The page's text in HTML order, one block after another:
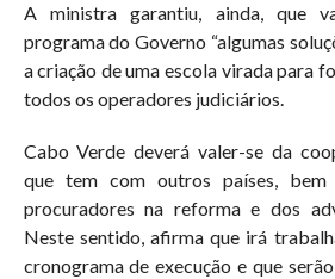
A ministra garantiu, ainda, que
programa do Governo “algumas
a criação de uma escola virada para
todos os operadores judiciários.
Cabo Verde deverá valer-se da
que tem com outros países,
procuradores na reforma e dos
Neste sentido, afirma que irá
cronograma de execução e que